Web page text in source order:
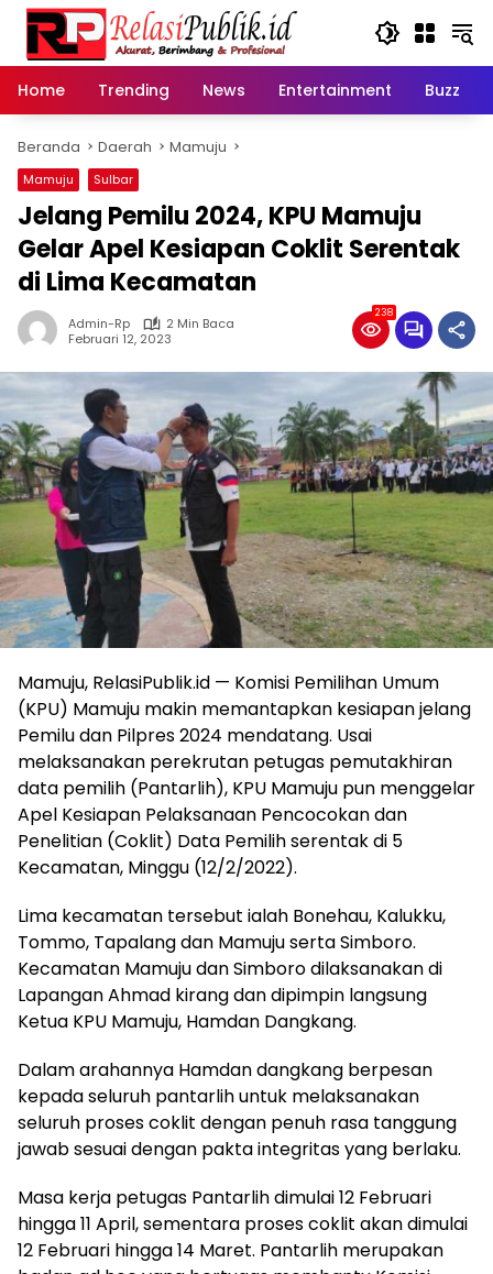
Langsung
konten
Home
Trending News Entertainment Buzz
Beranda Daerah Mamuju
Mamuju Sulbar
Jelang Pemilu 2024, KPU Mamuju
Gelar Apel Kesiapan Coklit Serentak
di Lima Kecamatan
Admin-Rp
2 Min Baca
Februari 12, 2023
238
Mamuju, RelasiPublik.id — Komisi Pemilihan Umum
(KPU) Mamuju makin memantapkan kesiapan jelang
Pemilu dan Pilpres 2024 mendatang. Usai
melaksanakan perekrutan petugas pemutakhiran
data pemilih (Pantarlih), KPU Mamuju pun menggelar
Apel Kesiapan Pelaksanaan Pencocokan dan
Penelitian (Coklit) Data Pemilih serentak di 5
Kecamatan, Minggu (12/2/2022).
Lima kecamatan tersebut ialah Bonehau, Kalukku,
Tommo, Tapalang dan Mamuju serta Simboro.
Kecamatan Mamuju dan Simboro dilaksanakan di
Lapangan Ahmad kirang dan dipimpin langsung
Ketua KPU Mamuju, Hamdan Dangkang.
Dalam arahannya Hamdan dangkang berpesan
kepada seluruh pantarlih untuk melaksanakan
seluruh proses coklit dengan penuh rasa tanggung
jawab sesuai dengan pakta integritas yang berlaku.
Masa kerja petugas Pantarlih dimulai 12 Februari
hingga 11 April, sementara proses coklit akan dimulai
12 Februari hingga 14 Maret. Pantarlih merupakan